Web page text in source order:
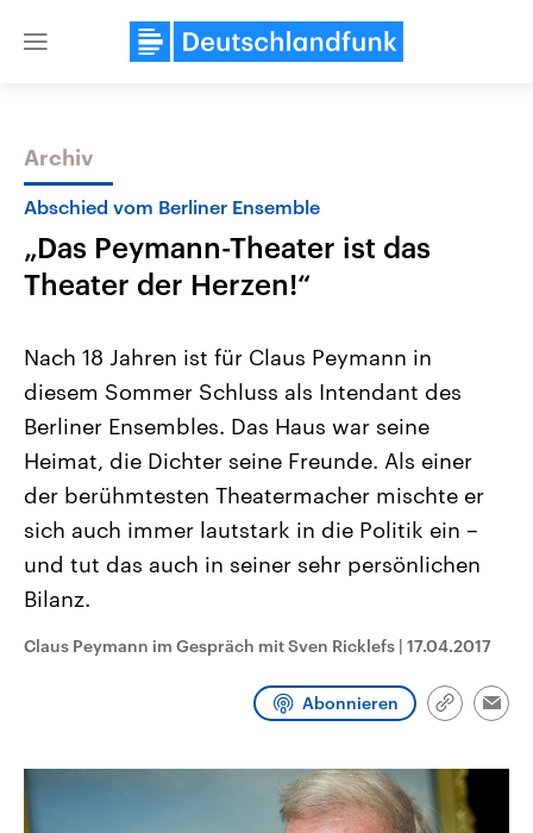
Close
Themen
Landtagswahl Sachsen-Anhalt
2026
Alle Informationen
Sachsen-Anhalt wählt am 6.
September 2026 einen neuen
Landtag. Seit 2021 wird das
Bundesland von einer Koalition aus
Umfragen, Prognosen,
Wahlprogramme, aktuelle Berichte
und Hintergründe zu den Parteien
Wahl.
Aktuelle Beiträge,
Hintergründe
Wirtschaftlich und
gehören die Vereinigten
den mächtigsten Ländern
mit großem Einfluss auf
Sendungen
Archiv
Abschied vom Berliner Ensemble
„Das Peymann-Theater ist das
Theater der Herzen!“
Nach 18 Jahren ist für Claus Peymann in
diesem Sommer Schluss als Intendant des
Berliner Ensembles. Das Haus war seine
Heimat, die Dichter seine Freunde. Als einer
der berühmtesten Theatermacher mischte er
sich auch immer lautstark in die Politik ein –
und tut das auch in seiner sehr persönlichen
Bilanz.
Claus Peymann im Gespräch mit Sven Ricklefs | 17.04.2017
Abonnieren
Link